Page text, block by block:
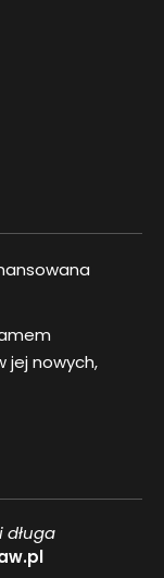
jej nowych,
długa